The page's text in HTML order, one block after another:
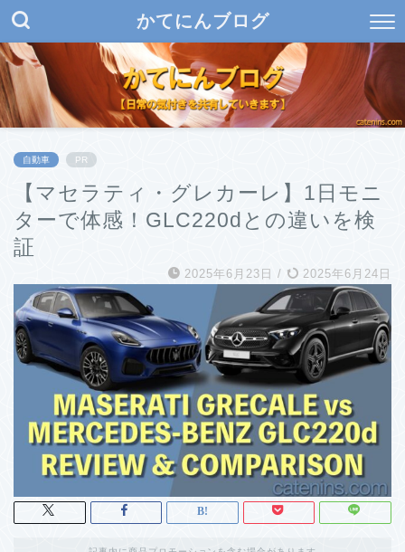
かてにんブログ
自動車 PR
【マセラティ・グレカーレ】1日モニ
ターで体感！GLC220dとの違いを検
証
2025年6月23日 / 2025年6月24日